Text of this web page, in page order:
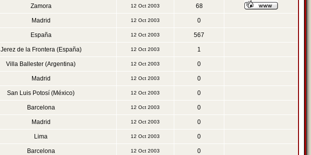
Zamora 12 Oct 2003 68
Madrid 12 Oct 2003 0
España 12 Oct 2003 567
Jerez de la Frontera (España) 12 Oct 2003 1
Villa Ballester (Argentina) 12 Oct 2003 0
Madrid 12 Oct 2003 0
San Luis Potosí (México) 12 Oct 2003 0
Barcelona 12 Oct 2003 0
Madrid 12 Oct 2003 0
Lima 12 Oct 2003 0
Barcelona 12 Oct 2003 0